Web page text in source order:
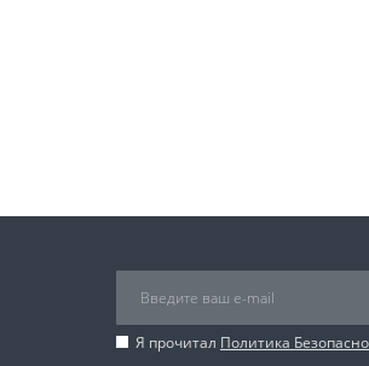
Я прочитал Политика